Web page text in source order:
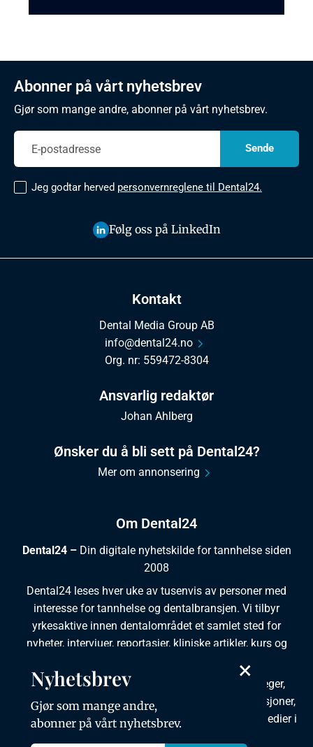
Om Dental24
Dental24 – Din digitale nyhetskilde for tannhelse siden
2008
Dental24 leses hver uke av tusenvis av personer med
interesse for tannhelse og dentalbransjen. Vi tilbyr
yrkesaktive innen dentalområdet et samlet sted for
nyheter, intervjuer, reportasjer, kliniske artikler, kurs og
Dental24 produseres i tett samarbeid med tannleger,
tannpleiere, tannsøkere, tannteknikere samt institusjoner,
foreninger, organisasjoner, leverandører og andre medier i
Kontakt
Dental Media Group AB
info@dental24.no
Org. nr: 559472-8304
Ansvarlig redaktør
Johan Ahlberg
Ønsker du å bli sett på Dental24?
Mer om annonsering
Abonner på vårt nyhetsbrev
Gjør som mange andre, abonner på vårt nyhetsbrev.
Jeg godtar herved personvernreglene til Dental24.
Følg oss på LinkedIn
×
Nyhetsbrev
Gjør som mange andre,
abonner på vårt nyhetsbrev.